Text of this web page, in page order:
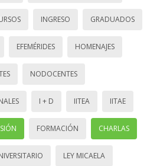
INGRESO GRADUADOS
EFEMÉRIDES HOMENAJES
NODOCENTES
I + D IITEA IITAE
FORMACIÓN CHARLAS
LEY MICAELA